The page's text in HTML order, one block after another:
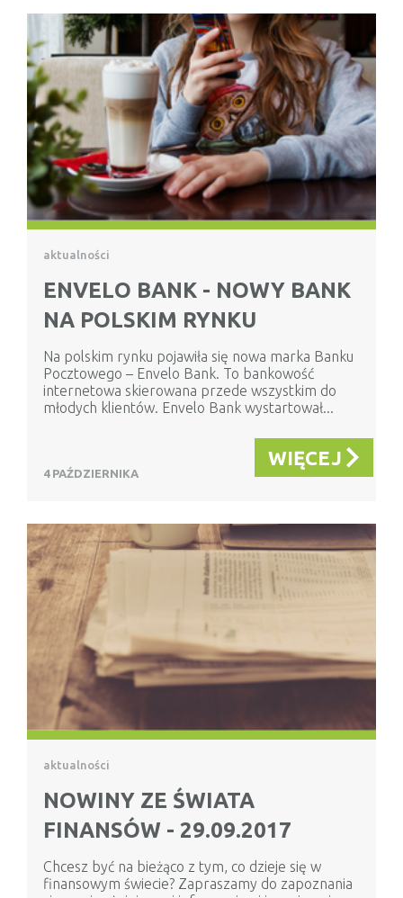
aktualności
ENVELO BANK - NOWY BANK
NA POLSKIM RYNKU
Na polskim rynku pojawiła się nowa marka Banku
Pocztowego – Envelo Bank. To bankowość
internetowa skierowana przede wszystkim do
młodych klientów. Envelo Bank wystartował...
4 PAŹDZIERNIKA
WIĘCEJ
aktualności
NOWINY ZE ŚWIATA
FINANSÓW - 29.09.2017
Chcesz być na bieżąco z tym, co dzieje się w
finansowym świecie? Zapraszamy do zapoznania